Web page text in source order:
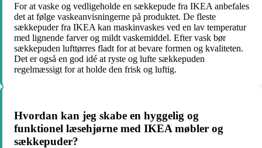
For at vaske og vedligeholde en sækkepude fra IKEA anbefales
det at følge vaskeanvisningerne på produktet. De fleste
sækkepuder fra IKEA kan maskinvaskes ved en lav temperatur
med lignende farver og mildt vaskemiddel. Efter vask bør
sækkepuden lufttørres fladt for at bevare formen og kvaliteten.
Det er også en god idé at ryste og lufte sækkepuden
regelmæssigt for at holde den frisk og luftig.
Hvordan kan jeg skabe en hyggelig og
funktionel læsehjørne med IKEA møbler og
sækkepuder?